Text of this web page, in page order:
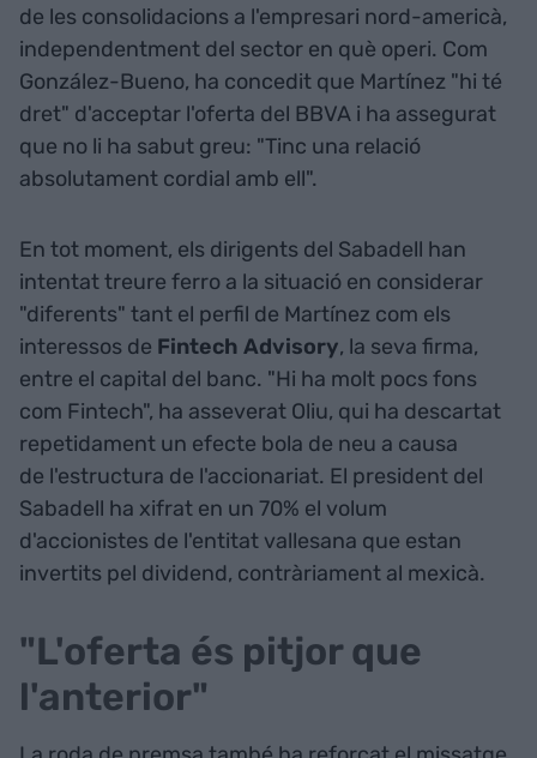
de les consolidacions a l'empresari nord-americà,
independentment del sector en què operi. Com
González-Bueno, ha concedit que Martínez "hi té
dret" d'acceptar l'oferta del BBVA i ha assegurat
que no li ha sabut greu: "Tinc una relació
absolutament cordial amb ell".
En tot moment, els dirigents del Sabadell han
intentat treure ferro a la situació en considerar
"diferents" tant el perfil de Martínez com els
interessos de Fintech Advisory, la seva firma,
entre el capital del banc. "Hi ha molt pocs fons
com Fintech", ha asseverat Oliu, qui ha descartat
repetidament un efecte bola de neu a causa
de l'estructura de l'accionariat. El president del
Sabadell ha xifrat en un 70% el volum
d'accionistes de l'entitat vallesana que estan
invertits pel dividend, contràriament al mexicà.
"L'oferta és pitjor que
l'anterior"